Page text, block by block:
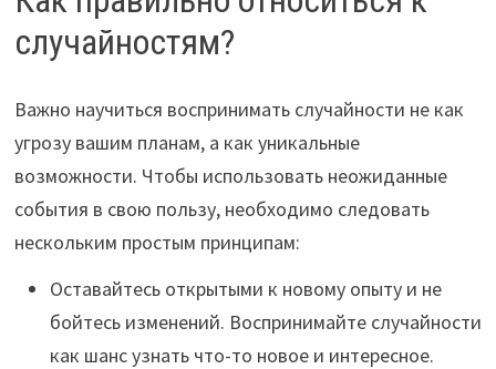
случайностям?
Важно научиться воспринимать случайности не как
угрозу вашим планам, а как уникальные
возможности. Чтобы использовать неожиданные
события в свою пользу, необходимо следовать
нескольким простым принципам:
Оставайтесь открытыми к новому опыту и не
бойтесь изменений. Воспринимайте случайности
как шанс узнать что-то новое и интересное.